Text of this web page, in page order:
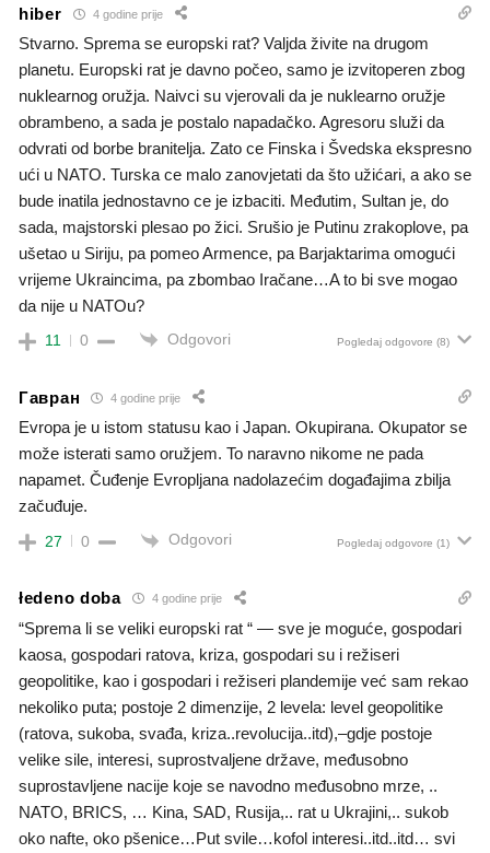
hiber 4 godine prije
Stvarno. Sprema se europski rat? Valjda živite na drugom
planetu. Europski rat je davno počeo, samo je izvitoperen zbog
nuklearnog oružja. Naivci su vjerovali da je nuklearno oružje
obrambeno, a sada je postalo napadačko. Agresoru služi da
odvrati od borbe branitelja. Zato ce Finska i Švedska ekspresno
ući u NATO. Turska ce malo zanovjetati da što užićari, a ako se
bude inatila jednostavno ce je izbaciti. Međutim, Sultan je, do
sada, majstorski plesao po žici. Srušio je Putinu zrakoplove, pa
ušetao u Siriju, pa pomeo Armence, pa Barjaktarima omogući
vrijeme Ukraincima, pa zbombao Iračane…A to bi sve mogao
da nije u NATOu?
11 0 Odgovori Pogledaj odgovore (8)
Гавран 4 godine prije
Evropa je u istom statusu kao i Japan. Okupirana. Okupator se
može isterati samo oružjem. To naravno nikome ne pada
napamet. Čuđenje Evropljana nadolazećim događajima zbilja
začuđuje.
27 0 Odgovori Pogledaj odgovore (1)
łedeno doba 4 godine prije
“Sprema li se veliki europski rat “ — sve je moguće, gospodari
kaosa, gospodari ratova, kriza, gospodari su i režiseri
geopolitike, kao i gospodari i režiseri plandemije već sam rekao
nekoliko puta; postoje 2 dimenzije, 2 levela: level geopolitike
(ratova, sukoba, svađa, kriza..revolucija..itd),–gdje postoje
velike sile, interesi, suprostvaljene države, međusobno
suprostavljene nacije koje se navodno međusobno mrze, ..
NATO, BRICS, … Kina, SAD, Rusija,.. rat u Ukrajini,.. sukob
oko nafte, oko pšenice…Put svile…kofol interesi..itd..itd… svi